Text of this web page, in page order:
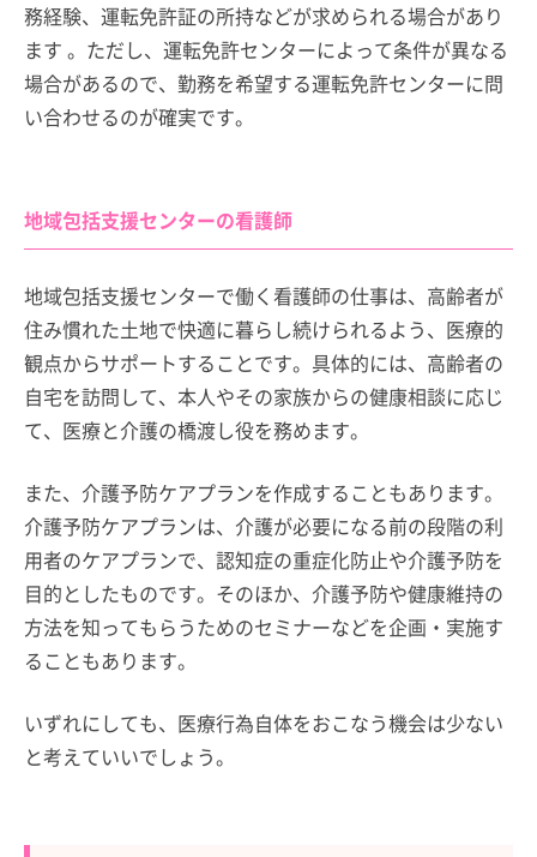
務経験、運転免許証の所持などが求められる場合があり
ます 。ただし、運転免許センターによって条件が異なる
場合があるので、勤務を希望する運転免許センターに問
い合わせるのが確実です。
地域包括支援センターの看護師
地域包括支援センターで働く看護師の仕事は、高齢者が
住み慣れた土地で快適に暮らし続けられるよう、医療的
観点からサポートすることです。具体的には、高齢者の
自宅を訪問して、本人やその家族からの健康相談に応じ
て、医療と介護の橋渡し役を務めます。
また、介護予防ケアプランを作成することもあります。
介護予防ケアプランは、介護が必要になる前の段階の利
用者のケアプランで、認知症の重症化防止や介護予防を
目的としたものです。そのほか、介護予防や健康維持の
方法を知ってもらうためのセミナーなどを企画・実施す
ることもあります。
いずれにしても、医療行為自体をおこなう機会は少ない
と考えていいでしょう。